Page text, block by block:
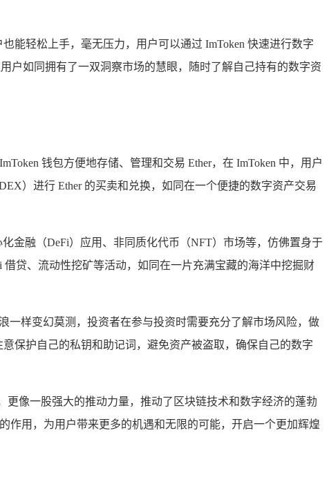
能轻松上手，毫无压力，用户可以通过 ImToken 快速进行数字
户如同拥有了一双洞察市场的慧眼，随时了解自己持有的数字资
钱包方便地存储、管理和交易 Ether，在 ImToken 中，用户
）进行 Ether 的买卖和兑换，如同在一个便捷的数字资产交易
金融（DeFi）应用、非同质化代币（NFT）市场等，仿佛置身于
贷、流动性挖矿等活动，如同在一片充满宝藏的海洋中挖掘财
一样变幻莫测，投资者在参与投资时需要充分了解市场风险，做
保护自己的私钥和助记词，避免资产被盗取，确保自己的数字
更像一股强大的推动力量，推动了区块链技术和数字经济的蓬勃
作用，为用户带来更多的机遇和无限的可能，开启一个更加辉煌